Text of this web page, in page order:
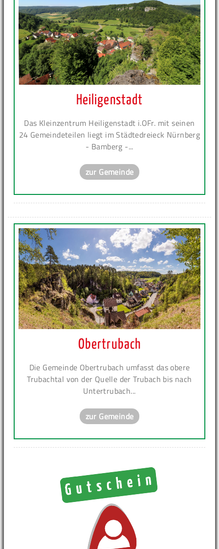
Heiligenstadt
Das Kleinzentrum Heiligenstadt i.OFr. mit seinen
24 Gemeindeteilen liegt im Städtedreieck Nürnberg
- Bamberg -...
zur Gemeinde
Obertrubach
Die Gemeinde Obertrubach umfasst das obere
Trubachtal von der Quelle der Trubach bis nach
Untertrubach...
zur Gemeinde